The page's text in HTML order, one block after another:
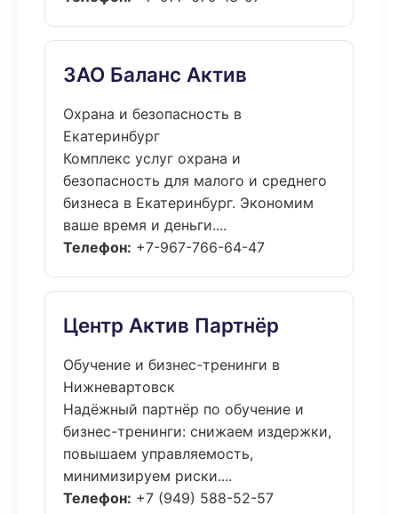
ЗАО Баланс Актив
Охрана и безопасность в
Екатеринбург
Комплекс услуг охрана и
безопасность для малого и среднего
бизнеса в Екатеринбург. Экономим
ваше время и деньги....
Телефон: +7-967-766-64-47
Центр Актив Партнёр
Обучение и бизнес-тренинги в
Нижневартовск
Надёжный партнёр по обучение и
бизнес-тренинги: снижаем издержки,
повышаем управляемость,
минимизируем риски....
Телефон: +7 (949) 588-52-57